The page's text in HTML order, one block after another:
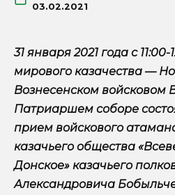
03.02.2021
31 января 2021 года с
мирового казачества —
Вознесенском войсковом
Патриаршем соборе
прием войскового
казачьего общества
Донское» казачьего
Александровича